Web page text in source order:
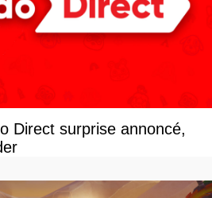
Direct surprise annoncé,